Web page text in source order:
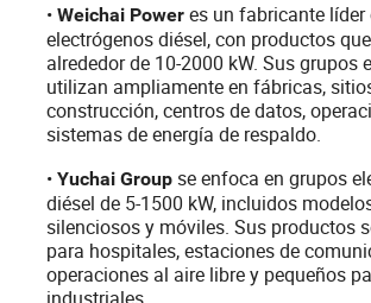
•Weichai Poweres un fabricante
electrógenos diésel, con productos
alrededor de 10-2000 kW. Sus grupos
utilizan ampliamente en fábricas,
construcción, centros de datos,
sistemas de energía de respaldo.
•Yuchai Group se enfoca en grupos
diésel de 5-1500 kW, incluidos
silenciosos y móviles. Sus productos
para hospitales, estaciones de
operaciones al aire libre y pequeños